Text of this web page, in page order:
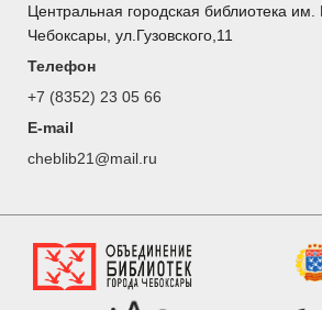
Центральная городская библиотека им.
Чебоксары, ул.Гузовского,11
Телефон
+7 (8352) 23 05 66
E-mail
cheblib21@mail.ru